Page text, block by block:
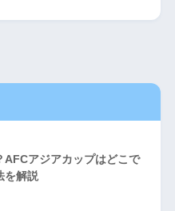
AFCアジアカップはどこで
を解説